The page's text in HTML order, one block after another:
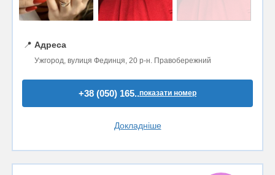
📍 Адреса
Ужгород, вулиця Фединця, 20 р-н. Правобережний
+38 (050) 165..показати номер
Докладніше